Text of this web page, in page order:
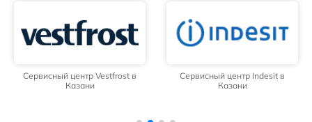
Сервисный центр Vestfrost в
Казани
Сервисный центр Indesit в
Казани